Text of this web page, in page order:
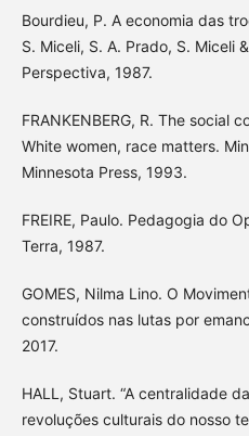
Bourdieu, P. A economia das
S. Miceli, S. A. Prado, S. Miceli
Perspectiva, 1987.
FRANKENBERG, R. The social
White women, race matters.
Minnesota Press, 1993.
FREIRE, Paulo. Pedagogia do
Terra, 1987.
GOMES, Nilma Lino. O
construídos nas lutas por
2017.
HALL, Stuart. “A centralidade
revoluções culturais do nosso